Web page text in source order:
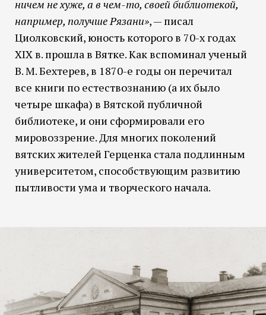
ничем не хуже, а в чем-то, своей библиотекой,
например, получше Рязани», — писал
Циолковский, юность которого в 70-х годах
XIX в. прошла в Вятке. Как вспоминал ученый
В. М. Бехтерев, в 1870-е годы он перечитал
все книги по естествознанию (а их было
четыре шкафа) в Вятской публичной
библиотеке, и они сформировали его
мировоззрение. Для многих поколений
вятских жителей Герценка стала подлинным
университетом, способствующим развитию
пытливости ума и творческого начала.